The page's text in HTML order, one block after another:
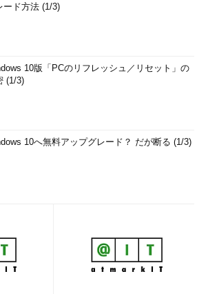
ード方法 (1/3)
10版「PCのリフレッシュ／リセット」の
(1/3)
10へ無料アップグレード？ だが断る (1/3)